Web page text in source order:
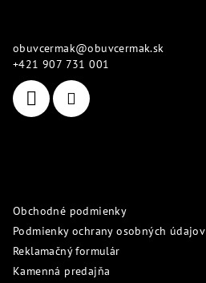
obuvcermak@obuvcermak.sk
+421 907 731 001
Obchodné podmienky
Podmienky ochrany osobných údajov
Reklamačný formulár
Kamenná predajňa